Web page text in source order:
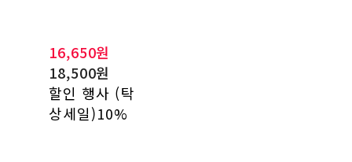
16,650원
18,500원
할인 행사 (탁
상세일)10%